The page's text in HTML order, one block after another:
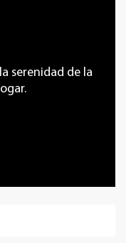
serenidad de la